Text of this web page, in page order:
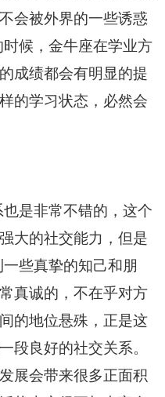
会被外界的一些诱惑
候，金牛座在学业方
成绩都会有明显的提
的学习状态，必然会
是非常不错的，这个
大的社交能力，但是
些真挚的知己和朋
真诚的，不在乎对方
的地位悬殊，正是这
段良好的社交关系。
展会带来很多正面积